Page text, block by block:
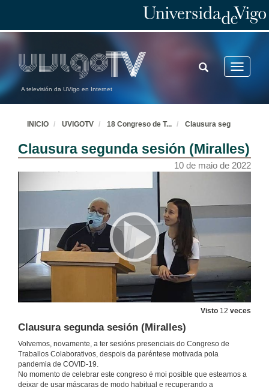
A televisión da UVigo en Internet
Toggle
TOGGLE
SEARCH
INICIO UVIGOTV 18 Congreso de T... Clausura seg
Clausura segunda sesión (Miralles)
10 de maio de 2022
Visto 12 veces
Clausura segunda sesión (Miralles)
Volvemos, novamente, a ter sesións presenciais do Congreso de
Traballos Colaborativos, despois da paréntese motivada pola
pandemia de COVID-19.
No momento de celebrar este congreso é moi posible que esteamos a
deixar de usar máscaras de modo habitual e recuperando a